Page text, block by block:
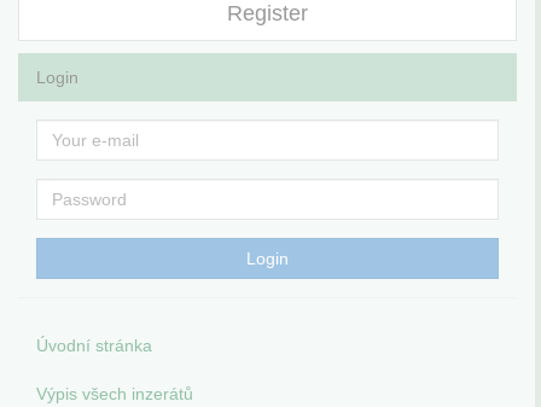
Register
Login
Úvodní stránka
Výpis všech inzerátů